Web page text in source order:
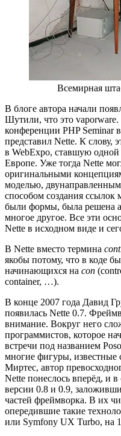
Всемирная
В блоге автора начали
Шутили, что это vaporware.
конференции PHP Seminar
представил Nette. К слову,
в WebExpo, ставшую
Европе. Уже тогда Nette
оригинальными
моделью,
способом создания ссылок
были формы, была решена
многое другое. Все эти
Nette в исходном виде и
В Nette вместо термина
якобы потому, что в коде
начинающихся на con
container, …).
В конце 2007 года Давид
появилась Nette 0.7.
внимание. Вокруг него
программистов, которое
встречи под названием
многие фигуры,
Миртес, автор
Nette понеслось вперёд, и
версии 0.8 и 0.9,
частей фреймворка. В их
опередившие такие
или Symfony UX Turbo, на